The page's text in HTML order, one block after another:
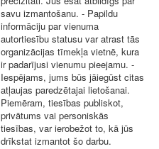
savu izmantošanu. - Papildu
informāciju par vienuma
autortiesību statusu var atrast tās
organizācijas tīmekļa vietnē, kura
ir padarījusi vienumu pieejamu. -
Iespējams, jums būs jāiegūst citas
atļaujas paredzētajai lietošanai.
Piemēram, tiesības publiskot,
privātums vai personiskās
tiesības, var ierobežot to, kā jūs
drīkstat izmantot šo darbu.